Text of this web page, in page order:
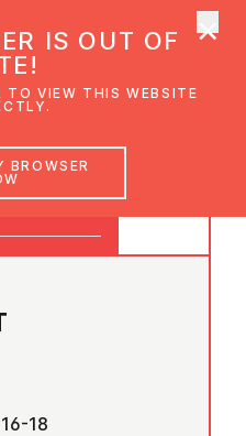
18
IS OUT OF
TO VIEW THIS WEBSITE
BROWSER
×